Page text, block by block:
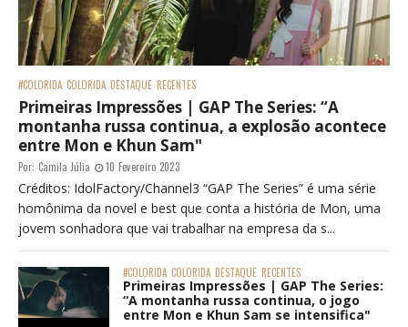
#COLORIDA COLORIDA DESTAQUE RECENTES
Primeiras Impressões | GAP The Series: “A
montanha russa continua, a explosão acontece
entre Mon e Khun Sam"
Por: Camila Júlia 10 Fevereiro 2023
Créditos: IdolFactory/Channel3 “GAP The Series” é uma série
homônima da novel e best que conta a história de Mon, uma
jovem sonhadora que vai trabalhar na empresa da s...
#COLORIDA COLORIDA DESTAQUE RECENTES
Primeiras Impressões | GAP The Series:
“A montanha russa continua, o jogo
entre Mon e Khun Sam se intensifica"